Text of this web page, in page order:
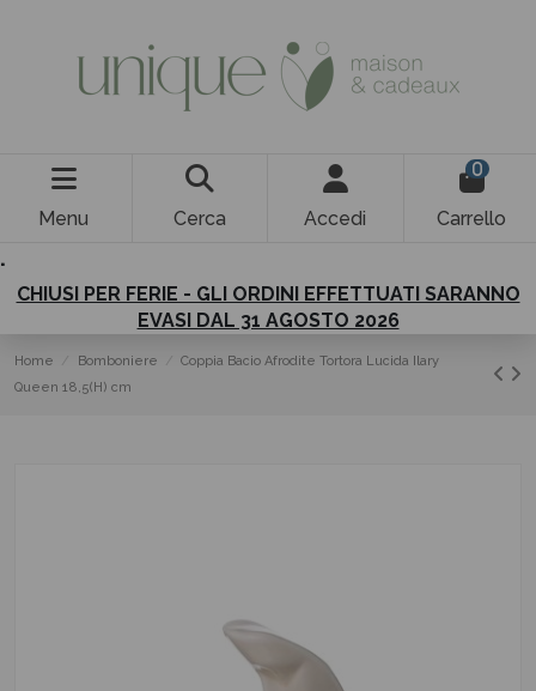
Menu Cerca Accedi
0
Carrello
.
CHIUSI PER FERIE - GLI ORDINI EFFETTUATI SARANNO
EVASI DAL 31 AGOSTO 2026
Home Bomboniere
Coppia Bacio Afrodite Tortora Lucida Ilary
Queen 18,5(H) cm